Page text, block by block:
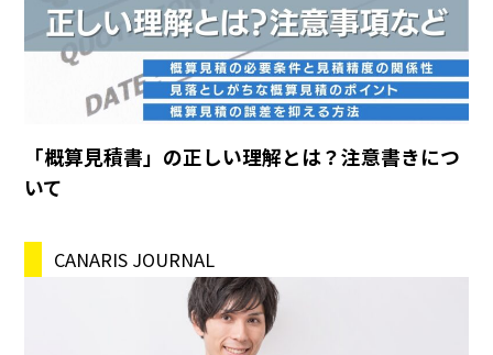
「概算見積書」の正しい理解とは？注意書きにつ
いて
CANARIS JOURNAL